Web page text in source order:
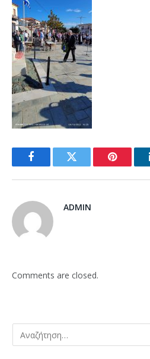
FacebookTwitter Pinterest
ADMIN
Comments are closed.